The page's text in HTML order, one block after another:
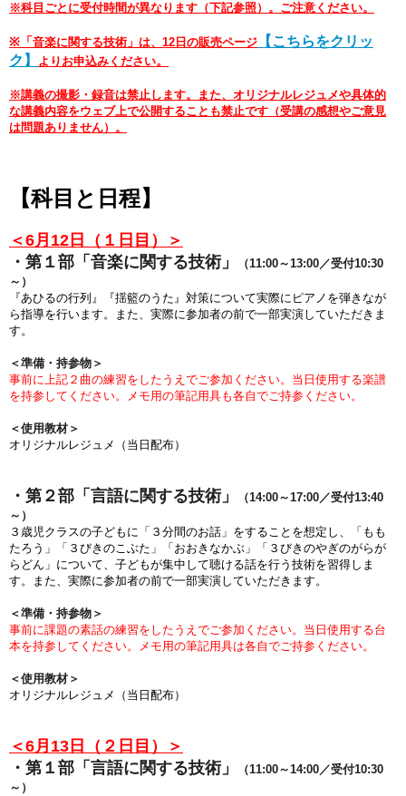
※科目ごとに受付時間が異なります（下記参照）。ご注意ください。
※「音楽に関する技術」は、12日の販売ページ 【こちらをクリッ
ク】
よりお申込みください。
※講義の撮影・録音は禁止します。また、オリジナルレジュメや具体的
な講義内容をウェブ上で公開することも禁止です（受講の感想やご意見
は問題ありません）。
【科目と日程】
＜6月12日（１日目）＞
・第１部 「音楽に関する技術」
（11:00～13:00／受付10:30
～）
『あひるの行列』『揺籃のうた』対策について実際にピアノを弾きなが
ら指導を行います。
また、実際に参加者の前で一部実演していただきま
す。
＜準備・持参物＞
事前に上記２曲の練習をしたうえでご参加ください。当日使用する楽譜
を持参してください。メモ用の筆記用具も各自でご持参ください。
＜使用教材＞
オリジナルレジュメ（当日配布）
・第２部「言語に関する技術」
（14:00～17:00／受付13:40
～）
３歳児クラスの子どもに「３分間のお話」をすることを想定し、「もも
たろう」「３びきのこぶた」「おおきなかぶ」「３びきのやぎのがらが
らどん」について、子どもが集中して聴ける話を行う技術を習得しま
す。また、実際に参加者の前で一部実演していただきます。
＜準備・持参物＞
事前に課題の素話の練習をしたうえでご参加ください。当日使用する台
本を持参してください。メモ用の筆記用具は各自でご持参ください。
＜使用教材＞
オリジナルレジュメ（当日配布）
＜6月13日（２日目）＞
・第１部 「言語に関する技術」
（11:00～14:00／受付10:30
～）